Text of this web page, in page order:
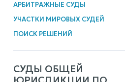
АРБИТРАЖНЫЕ СУДЫ
УЧАСТКИ МИРОВЫХ СУДЕЙ
ПОИСК РЕШЕНИЙ
СУДЫ ОБЩЕЙ